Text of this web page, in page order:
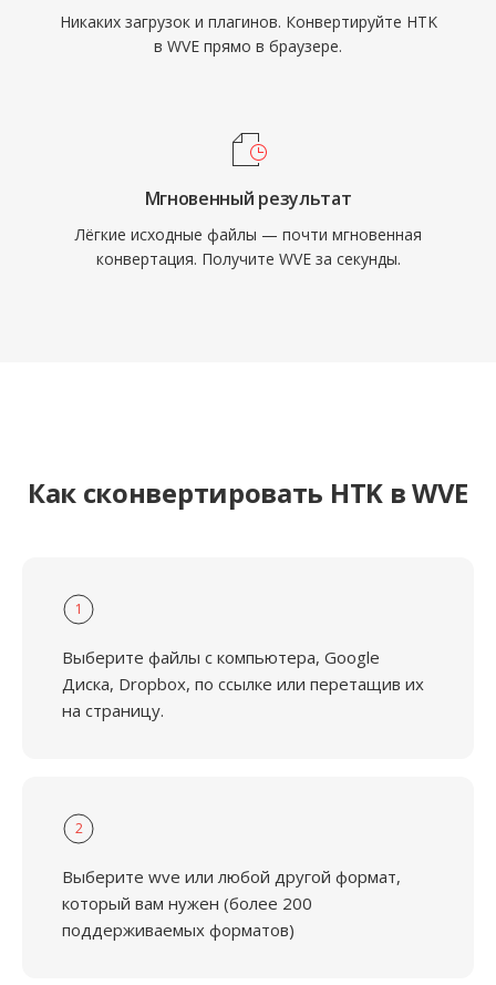
Никаких загрузок и плагинов. Конвертируйте HTK
в WVE прямо в браузере.
Мгновенный результат
Лёгкие исходные файлы — почти мгновенная
конвертация. Получите WVE за секунды.
Как сконвертировать HTK в WVE
1
Выберите файлы с компьютера, Google
Диска, Dropbox, по ссылке или перетащив их
на страницу.
2
Выберите wve или любой другой формат,
который вам нужен (более 200
поддерживаемых форматов)